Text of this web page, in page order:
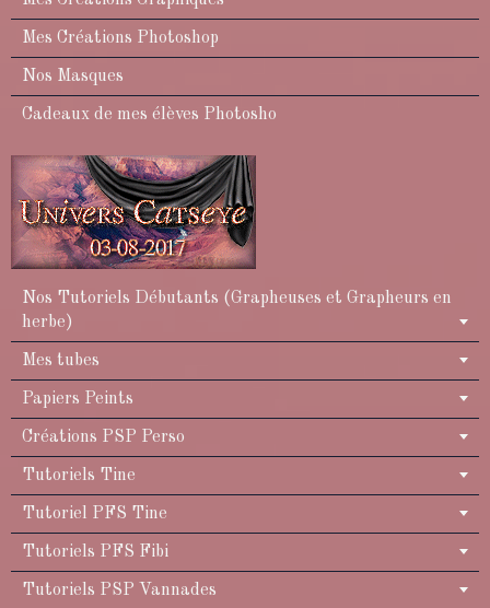
Mes Créations Photoshop
Nos Masques
Cadeaux de mes élèves Photosho
Nos Tutoriels Débutants (Grapheuses et Grapheurs en
herbe)
Mes tubes
Papiers Peints
Créations PSP Perso
Tutoriels Tine
Tutoriel PFS Tine
Tutoriels PFS Fibi
Tutoriels PSP Vannades